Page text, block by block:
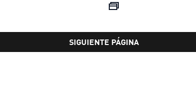
SIGUIENTE PÁGINA